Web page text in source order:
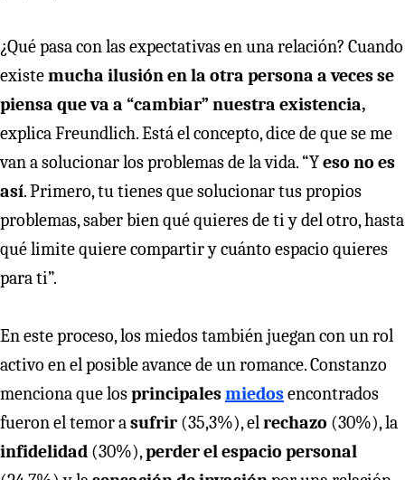
¿Qué pasa con las expectativas en una relación? Cuando
existemucha ilusión en la otra persona a veces se
piensa que va a “cambiar” nuestra existencia,
explica Freundlich. Está el concepto, dice de que se me
van a solucionar los problemas de la vida. “Yeso no es
así. Primero, tu tienes que solucionar tus propios
problemas, saber bien qué quieres de ti y del otro, hasta
qué limite quiere compartir y cuánto espacio quieres
para ti”.
En este proceso, los miedos también juegan con un rol
activo en el posible avance de un romance. Constanzo
menciona que losprincipalesmiedosencontrados
fueron el temor a sufrir (35,3%), el rechazo (30%), la
infidelidad (30%),perder el espacio personal